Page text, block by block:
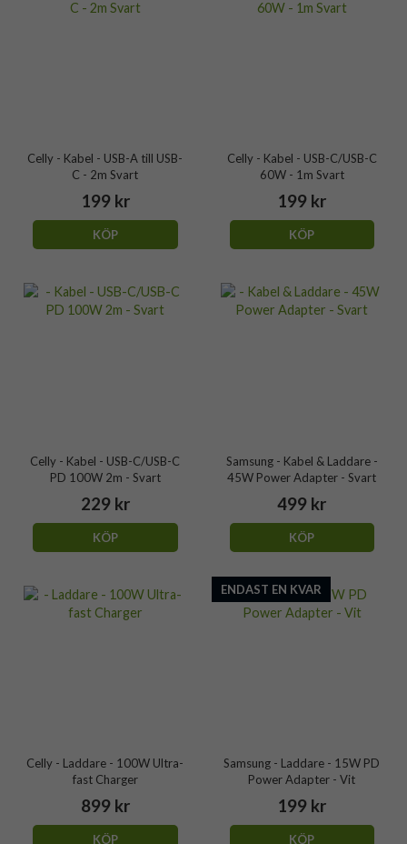
Celly - Kabel - USB-A till USB-
C - 2m Svart
199 kr
KÖP
Celly - Kabel - USB-C/USB-C
60W - 1m Svart
199 kr
KÖP
Celly - Kabel - USB-C/USB-C
PD 100W 2m - Svart
229 kr
KÖP
Samsung - Kabel & Laddare -
45W Power Adapter - Svart
499 kr
KÖP
Celly - Laddare - 100W Ultra-
fast Charger
899 kr
KÖP
ENDAST EN KVAR
Samsung - Laddare - 15W PD
Power Adapter - Vit
199 kr
KÖP